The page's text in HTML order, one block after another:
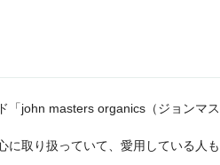
「john masters organics（ジョンマ
に取り扱っていて、愛用している人